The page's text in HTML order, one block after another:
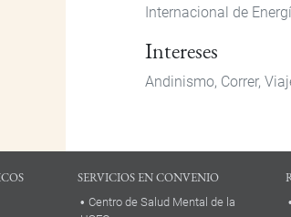
Internacional de
Intereses
Andinismo, Correr,
SERVICIOS EN CONVENIO
Centro de Salud Mental de la